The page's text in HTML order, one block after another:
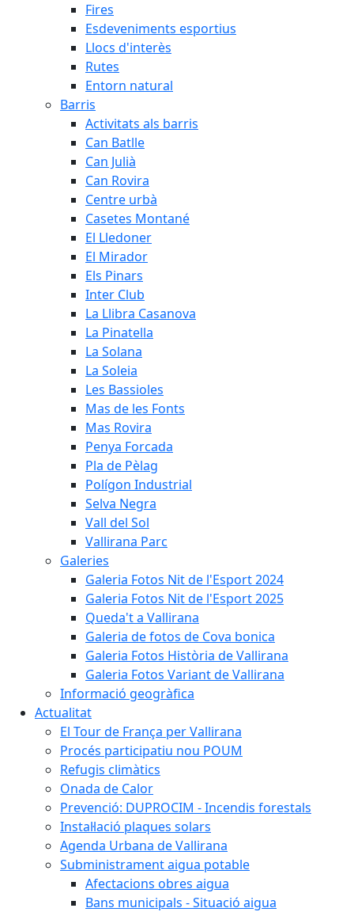
Fires
Esdeveniments esportius
Llocs d'interès
Rutes
Entorn natural
Barris
Activitats als barris
Can Batlle
Can Julià
Can Rovira
Centre urbà
Casetes Montané
El Lledoner
El Mirador
Els Pinars
Inter Club
La Llibra Casanova
La Pinatella
La Solana
La Soleia
Les Bassioles
Mas de les Fonts
Mas Rovira
Penya Forcada
Pla de Pèlag
Polígon Industrial
Selva Negra
Vall del Sol
Vallirana Parc
Galeries
Galeria Fotos Nit de l'Esport 2024
Galeria Fotos Nit de l'Esport 2025
Queda't a Vallirana
Galeria de fotos de Cova bonica
Galeria Fotos Història de Vallirana
Galeria Fotos Variant de Vallirana
Informació geogràfica
Actualitat
El Tour de França per Vallirana
Procés participatiu nou POUM
Refugis climàtics
Onada de Calor
Prevenció: DUPROCIM - Incendis forestals
Instal·lació plaques solars
Agenda Urbana de Vallirana
Subministrament aigua potable
Afectacions obres aigua
Bans municipals - Situació aigua